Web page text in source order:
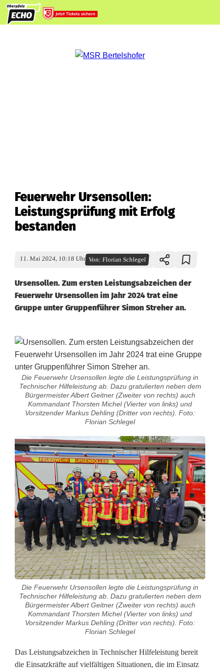
Feuerwehr Ursensollen:
Leistungsprüfung mit Erfolg
bestanden
11. Mai 2024, 10:18 Uhr Von:Florian Schlegel
Ursensollen. Zum ersten Leistungsabzeichen der
Feuerwehr Ursensollen im Jahr 2024 trat eine
Gruppe unter Gruppenführer Simon Streher an.
Die Feuerwehr Ursensollen legte die Leistungsprüfung in
Technischer Hilfeleistung ab. Dazu gratulierten neben dem
Bürgermeister Albert Geitner (Zweiter von rechts) auch
Kommandant Thorsten Michel (Vierter von links) und
Vorsitzender Markus Dehling (Dritter von rechts). Foto:
Florian Schlegel
F
e
u
e
r
w
e
h
e
Die Feuerwehr Ursensollen legte die Leistungsprüfung in
Technischer Hilfeleistung ab. Dazu gratulierten neben dem
Bürgermeister Albert Geitner (Zweiter von rechts) auch
Kommandant Thorsten Michel (Vierter von links) und
Vorsitzender Markus Dehling (Dritter von rechts). Foto:
Florian Schlegel
Das Leistungsabzeichen in Technischer Hilfeleistung bereit
die Einsatzkräfte auf vielfältigen Situationen, die im Einsatz